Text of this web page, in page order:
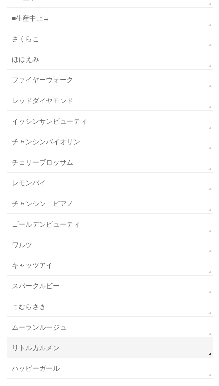
■生産中止→
さくらこ
ほほえみ
ファイヤーウォーク
レッドダイヤモンド
イッシンサンビューティ
チャンシンバイオリン
チェリーブロッサム
レモンパイ
チャンシン ピアノ
ゴールデンビューティ
ワルツ
キャッツアイ
スパークルビー
こむらさき
ムーランルージュ
リトルカルメン
ハッピーガール